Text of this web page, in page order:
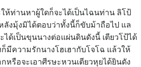
ห้ท่านหาผู้ใดก็จะได้เป็นไฉนท่าน ลิโป้
ลังมุ้งมิได้ตอบว่าทั้งนี้ก็ขับม้าถือไป แล
ได้เป็นขุนนางต่อแผ่นดินดังนี้ เตียวโป้ได้
ก็มีความรักนางโฮเฮากับโจโฉ แล้วให้
หรือจะเอาศีรษะหวนเตียวหุยได้ยินดัง